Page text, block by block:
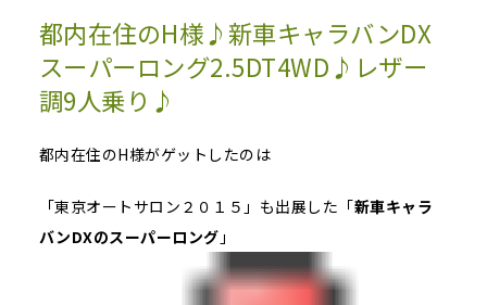
都内在住のH様♪新車キャラバンDX
スーパーロング2.5DT4WD♪レザー
調9人乗り♪
都内在住のH様がゲットしたのは
「東京オートサロン２０１５」も出展した「新車キャラ
バンDXのスーパーロング 」